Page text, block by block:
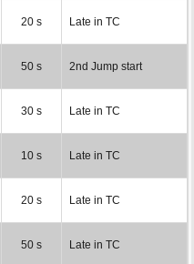
20 s Late in TC
50 s 2nd Jump start
30 s Late in TC
10 s Late in TC
20 s Late in TC
50 s Late in TC